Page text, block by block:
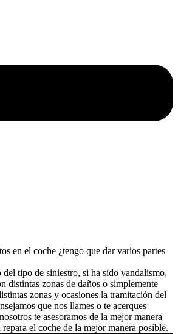
en el coche ¿tengo que dar varios partes
tipo de siniestro, si ha sido vandalismo,
distintas zonas de daños o simplemente
zonas y ocasiones la tramitación del
que nos llames o te acerques
te asesoramos de la mejor manera
el coche de la mejor manera posible.